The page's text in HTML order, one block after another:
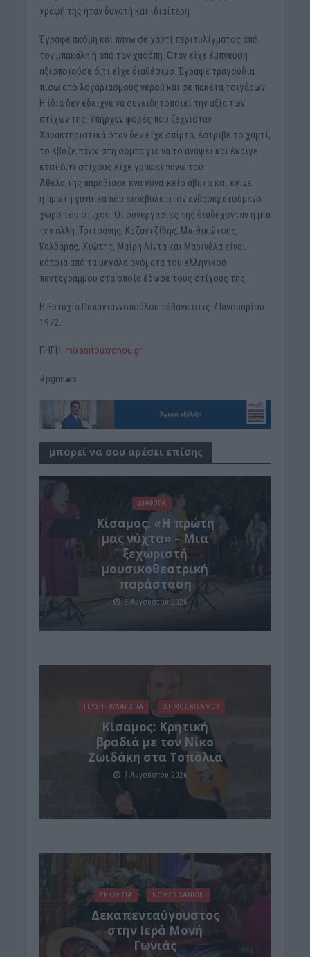
γραφή της ήταν δυνατή και ιδιαίτερη.
Έγραφε ακόμη και πάνω σε χαρτί περιτυλίγματος από
τον μπακάλη ή από τον χασάπη. Όταν είχε έμπνευση
αξιοποιούσε ό,τι είχε διαθέσιμο. Έγραφε τραγούδια
πίσω από λογαριασμούς νερού και σε πακέτα τσιγάρων.
Η ίδια δεν έδειχνε να συνειδητοποιεί την αξία των
στίχων της. Υπήρχαν φορές που ξεχνιόταν.
Χαρακτηριστικά όταν δεν είχε σπίρτα, έστριβε το χαρτί,
το έβαζε πάνω στη σόμπα για να το ανάψει και έκαιγε
έτσι ό,τι στίχους είχε γράψει πάνω του….
Άθελα της παραβίασε ένα γυναικείο άβατο και έγινε
η πρώτη γυναίκα που εισέβαλε στον ανδροκρατούμενο
χώρο του στίχου. Οι συνεργασίες της διαδέχονταν η μία
την άλλη. Τσιτσάνης, Καζαντζίδης, Μπιθικώτσης,
Καλδάρας, Χιώτης, Μαίρη Λίντα και Μαρινέλα είναι
κάποια από τα μεγάλα ονόματα του ελληνικού
πενταγράμμου στα οποία έδωσε τους στίχους της.
Η Ευτυχία Παπαγιαννοπούλου πέθανε στις 7 Ιανουαρίου
1972….
ΠΗΓΗ: mixanitouxronou.gr
#pgnews
μπορεί να σου αρέσει επίσης
ΔΙΆΦΟΡΑ
Κίσαμος: «Η πρώτη
μας νύχτα» – Μια
ξεχωριστή
μουσικοθεατρική
παράσταση
8 Αυγούστου 2026
ΓΕΎΣΗ - ΨΥΧΑΓΩΓΊΑ ΔΉΜΟΣ ΚΙΣΆΜΟΥ
Kίσαμος: Κρητική
βραδιά με τον Νίκο
Ζωιδάκη στα Τοπόλια
8 Αυγούστου 2026
ΕΚΚΛΗΣΙΑ ΝΟΜΌΣ ΧΑΝΊΩΝ
Δεκαπενταύγουστος
στην Ιερά Μονή
Γωνιάς